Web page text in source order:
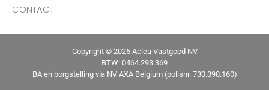
CONTACT
Copyright © 2026 Aclea Vastgoed NV
BTW: 0464.293.369
BA en borgstelling via NV AXA Belgium (polisnr. 730.390.160)